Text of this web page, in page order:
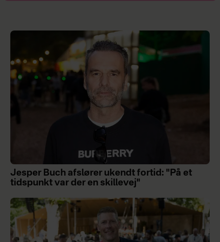
Jesper Buch afslører ukendt fortid: "På et
tidspunkt var der en skillevej"